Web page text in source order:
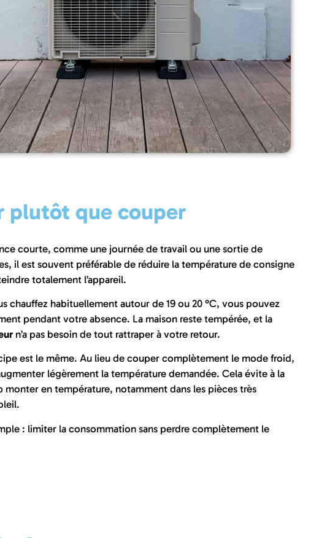
plutôt que couper
courte, comme une journée de travail ou une sortie de
il est souvent préférable de réduire la température de consigne
totalement l’appareil.
chauffez habituellement autour de 19 ou 20 °C, vous pouvez
pendant votre absence. La maison reste tempérée, et la
n’a pas besoin de tout rattraper à votre retour.
est le même. Au lieu de couper complètement le mode froid,
légèrement la température demandée. Cela évite à la
monter en température, notamment dans les pièces très
: limiter la consommation sans perdre complètement le